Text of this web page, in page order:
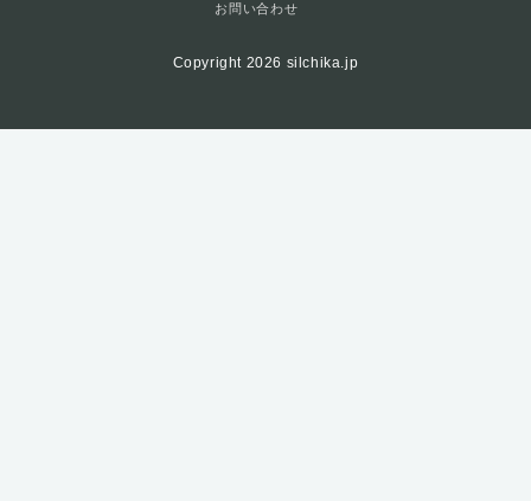
お問い合わせ
Copyright 2026 silchika.jp